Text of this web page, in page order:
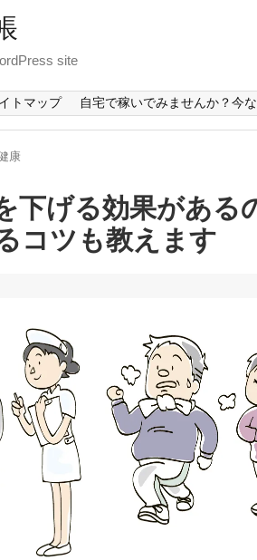
site
トマップ 自宅で稼いでみませんか？今
康
下げる効果がある
コツも教えます